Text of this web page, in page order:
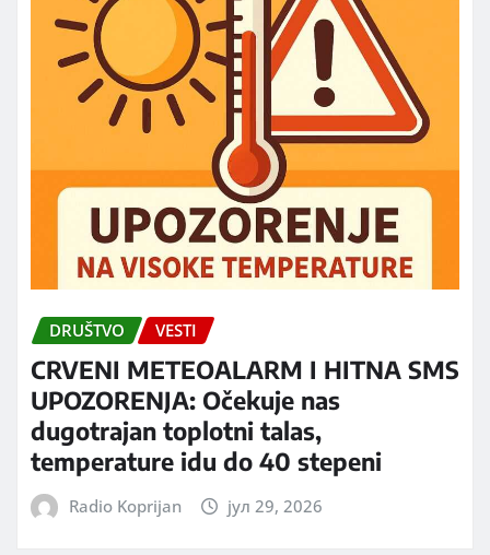
DRUŠTVO VESTI
CRVENI METEOALARM I HITNA SMS
UPOZORENJA: Očekuje nas
dugotrajan toplotni talas,
temperature idu do 40 stepeni
Radio Koprijan јул 29, 2026